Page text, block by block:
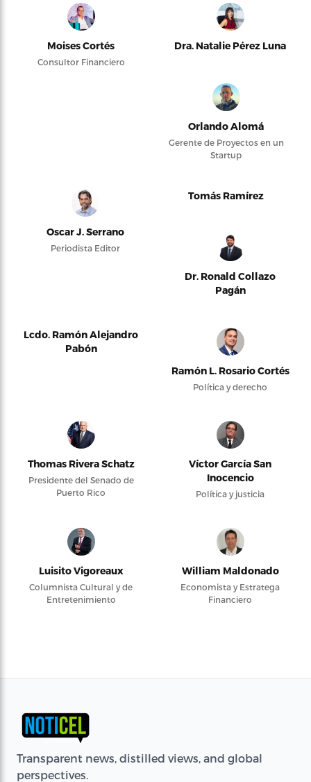
Moises Cortés
Consultor Financiero
Dra. Natalie Pérez Luna
Orlando Alomá
Gerente de Proyectos en un
Startup
Oscar J. Serrano
Periodista Editor
Tomás Ramírez
Dr. Ronald Collazo
Pagán
Lcdo. Ramón Alejandro
Pabón
Ramón L. Rosario Cortés
Política y derecho
Thomas Rivera Schatz
Presidente del Senado de
Puerto Rico
Víctor García San
Inocencio
Política y justicia
Luisito Vigoreaux
Columnista Cultural y de
Entretenimiento
William Maldonado
Economista y Estratega
Financiero
Transparent news, distilled views, and global
perspectives.